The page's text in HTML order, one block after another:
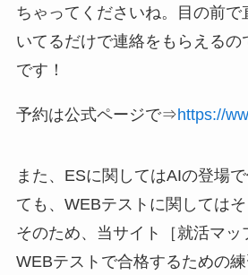
ちゃってくださいね。目の前で
いてるだけで連絡をもらえるの
です！
予約は公式ページで⇒https://
また、ESに関してはAIの登場
ても、WEBテストに関してはそ
そのため、当サイト［就活マッ
WEBテストで合格するための